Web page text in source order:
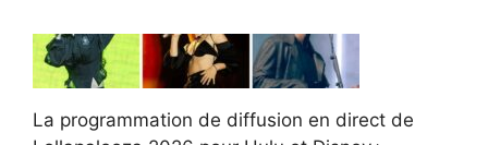
La programmation de diffusion en direct de